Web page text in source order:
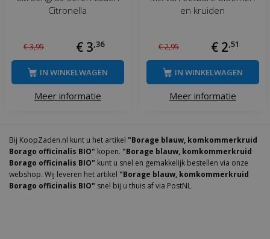
Citronella
€3,95 € 3,36
Meer informatie
IN WINKELWAGEN
en kruiden
€2,95 € 2,51
Meer informatie
IN WINKELWAGEN
Bij KoopZaden.nl kunt u het artikel "Borage blauw, komkommerkruid
Borago officinalis BIO" kopen. "Borage blauw, komkommerkruid
Borago officinalis BIO" kunt u snel en gemakkelijk bestellen via onze
webshop. Wij leveren het artikel "Borage blauw, komkommerkruid
Borago officinalis BIO" snel bij u thuis af via PostNL.